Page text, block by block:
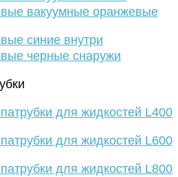
вакуумные оранжевые
синие внутри
черные снаружи
для жидкостей L400
для жидкостей L600
для жидкостей L800